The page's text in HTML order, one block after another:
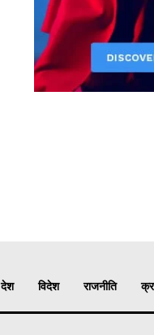
देश विदेश राजनीति